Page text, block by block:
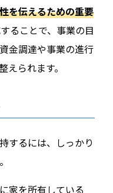
を伝えるための重要
ることで、事業の目
金調達や事業の進行
られます。
するには、しっかり
家を所有している